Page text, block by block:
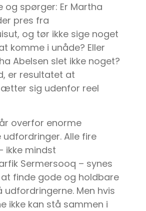
og spørger: Er Martha
pres fra
og tør ikke sige noget
komme i unåde? Eller
Abelsen slet ikke noget?
er resultatet at
sætter sig udenfor reel
overfor enorme
udfordringer. Alle fire
ikke mindst
Sermersooq – synes
finde gode og holdbare
udfordringerne. Men hvis
ikke kan stå sammen i